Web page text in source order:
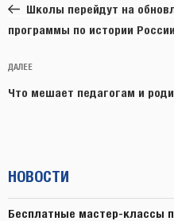
записям
запись:Школы перейдут на
программы по истории
Следующая
запись
ДАЛЕЕ
Что мешает педагогам и
НОВОСТИ
Бесплатные мастер-классы